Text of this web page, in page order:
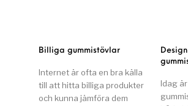
Billiga gummistövlar
Internet är ofta en bra källa
till att hitta billiga produkter
och kunna jämföra dem
Idag